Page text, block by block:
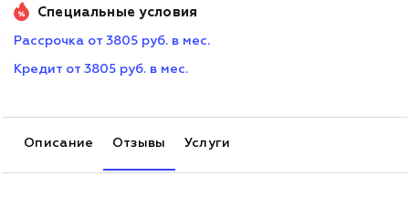
Специальные условия
Рассрочка от 3805 руб. в мес.
Кредит от 3805 руб. в мес.
Описание Отзывы Услуги